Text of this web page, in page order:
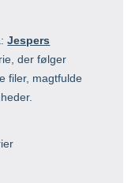
Jespers
der følger
filer, magtfulde